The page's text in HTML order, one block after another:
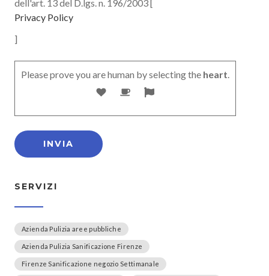
dell'art. 13 del D.lgs. n. 196/2003 [
Privacy Policy
]
Please prove you are human by selecting the heart.
SERVIZI
Azienda Pulizia aree pubbliche
Azienda Pulizia Sanificazione Firenze
Firenze Sanificazione negozio Settimanale